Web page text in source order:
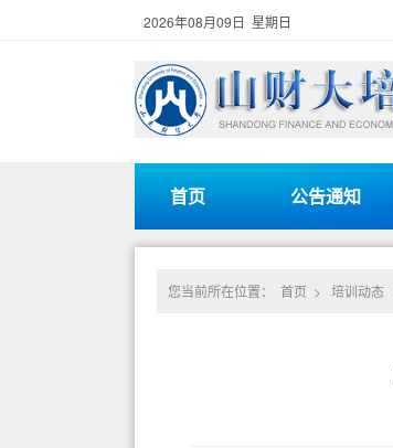
2026年08月09日 星期日
首页 公告通知
您当前所在位置： 首页 > 培训动态